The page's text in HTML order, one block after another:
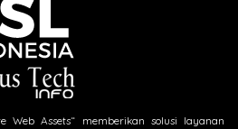
Web Assets“ memberikan solusi layanan